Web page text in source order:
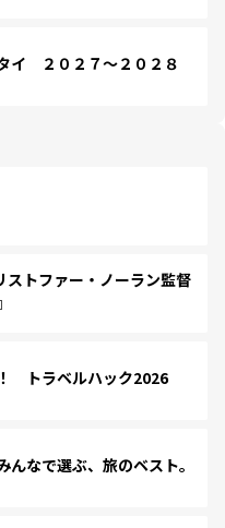
２０２７～２０２８
トファー・ノーラン監督
トラベルハック2026
なで選ぶ、旅のベスト。